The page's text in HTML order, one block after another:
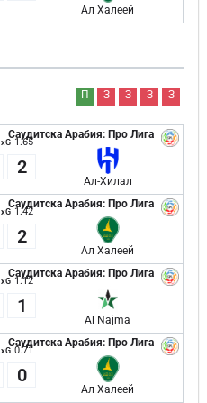
Ал Халеей
П З З З З
Саудитска Арабия: Про Лига
xG 1.65
2
Ал-Хилал
Саудитска Арабия: Про Лига
xG 1.42
2
Ал Халеей
Саудитска Арабия: Про Лига
xG 1.12
1
Al Najma
Саудитска Арабия: Про Лига
xG 0.71
0
Ал Халеей